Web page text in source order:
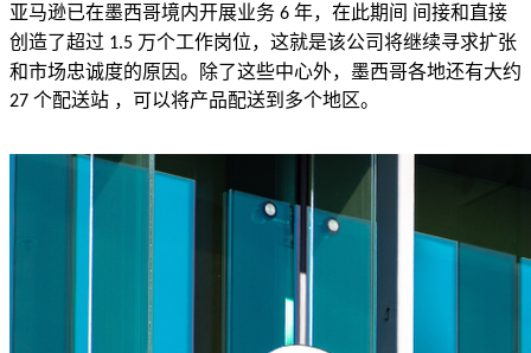
亚马逊已在墨西哥境内开展业务 6 年，在此期间 间接和直接
创造了超过 1.5 万个工作岗位，这就是该公司将继续寻求扩张
和市场忠诚度的原因。除了这些中心外，墨西哥各地还有大约
27 个配送站 ，可以将产品配送到多个地区。